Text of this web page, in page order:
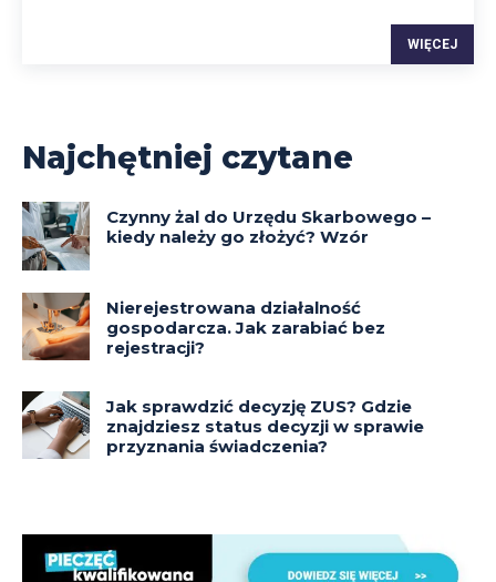
WIĘCEJ
Najchętniej czytane
Czynny żal do Urzędu Skarbowego –
kiedy należy go złożyć? Wzór
Nierejestrowana działalność
gospodarcza. Jak zarabiać bez
rejestracji?
Jak sprawdzić decyzję ZUS? Gdzie
znajdziesz status decyzji w sprawie
przyznania świadczenia?